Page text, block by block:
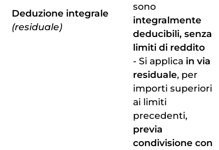
Deduzione integrale
(residuale)
sono
integralmente
deducibili, senza
limiti di reddito
- Si applica in via
residuale, per
importi superiori
ai limiti
precedenti,
previa
condivisione con